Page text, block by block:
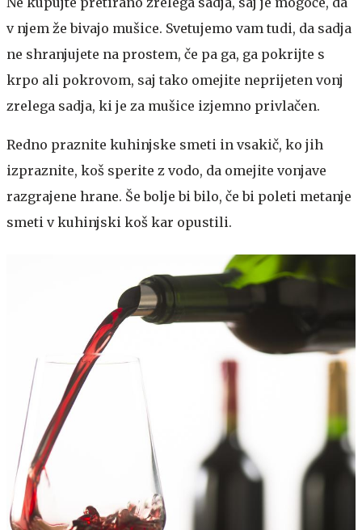
v njem že bivajo mušice. Svetujemo vam tudi, da sadja
ne shranjujete na prostem, če pa ga, ga pokrijte s
krpo ali pokrovom, saj tako omejite neprijeten vonj
zrelega sadja, ki je za mušice izjemno privlačen.
Redno praznite kuhinjske smeti in vsakič, ko jih
izpraznite, koš sperite z vodo, da omejite vonjave
razgrajene hrane. Še bolje bi bilo, če bi poleti metanje
smeti v kuhinjski koš kar opustili.